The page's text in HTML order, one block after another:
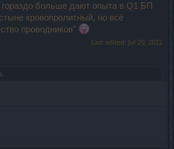
больше дают опыта в Q1 БП
кровопролитный, но всё
проводников"
Last edited: Jul 20, 2022